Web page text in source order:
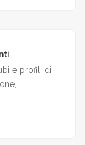
e profili di